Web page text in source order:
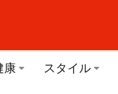
康 スタイル